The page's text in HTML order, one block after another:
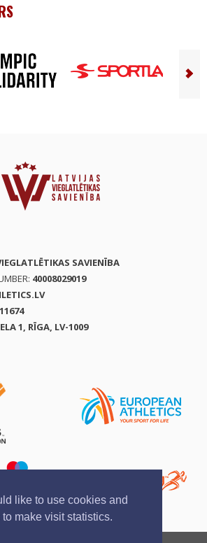
like to use cookies and
make visit statistics.
SAVIENĪBA
40008029019
1, RĪGA, LV-1009